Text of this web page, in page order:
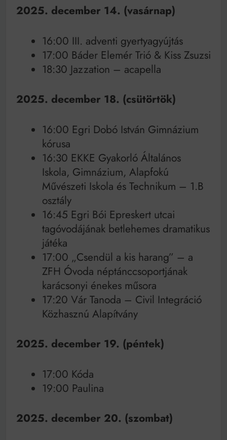
2025. december 14. (vasárnap)
16:00 III. adventi gyertyagyújtás
17:00 Báder Elemér Trió & Kiss Zsuzsi
18:30 Jazzation – acapella
2025. december 18. (csütörtök)
16:00 Egri Dobó István Gimnázium
kórusa
16:30 EKKE Gyakorló Általános
Iskola, Gimnázium, Alapfokú
Művészeti Iskola és Technikum – 1.B
osztály
16:45 Egri Bói Epreskert utcai
tagóvodájának betlehemes dramatikus
játéka
17:00 „Csendül a kis harang” – a
ZFH Óvoda néptánccsoportjának
karácsonyi énekes műsora
17:20 Vár Tanoda – Civil Integráció
Közhasznú Alapítvány
2025. december 19. (péntek)
17:00 Kóda
19:00 Paulina
2025. december 20. (szombat)